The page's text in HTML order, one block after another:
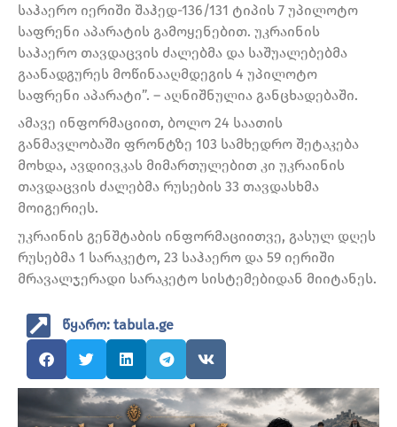
საჰაერო იერიში შაჰედ-136/131 ტიპის 7 უპილოტო
საფრენი აპარატის გამოყენებით. უკრაინის
საჰაერო თავდაცვის ძალებმა და საშუალებებმა
გაანადგურეს მოწინააღმდეგის 4 უპილოტო
საფრენი აპარატი”. – აღნიშნულია განცხადებაში.
ამავე ინფორმაციით, ბოლო 24 საათის
განმავლობაში ფრონტზე 103 სამხედრო შეტაკება
მოხდა, ავდიივკას მიმართულებით კი უკრაინის
თავდაცვის ძალებმა რუსების 33 თავდასხმა
მოიგერიეს.
უკრაინის გენშტაბის ინფორმაციითვე, გასულ დღეს
რუსებმა 1 სარაკეტო, 23 საჰაერო და 59 იერიში
მრავალჯერადი სარაკეტო სისტემებიდან მიიტანეს.
წყარო: tabula.ge